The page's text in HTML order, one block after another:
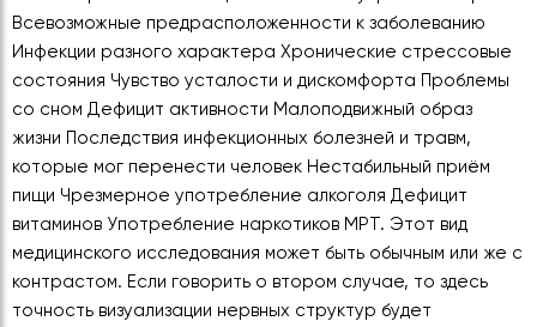
Всевозможные предрасположенности к заболеванию
Инфекции разного характера Хронические стрессовые
состояния Чувство усталости и дискомфорта Проблемы
со сном Дефицит активности Малоподвижный образ
жизни Последствия инфекционных болезней и травм,
которые мог перенести человек Нестабильный приём
пищи Чрезмерное употребление алкоголя Дефицит
витаминов Употребление наркотиков МРТ. Этот вид
медицинского исследования может быть обычным или же с
контрастом. Если говорить о втором случае, то здесь
точность визуализации нервных структур будет